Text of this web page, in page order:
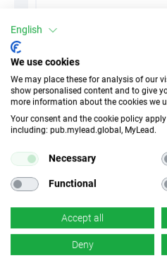
Конверсия
Summarize with AI
English
We use cookies
We may place these for analysis of our
show personalised content and to give
more information about the cookies we
Your consent and the cookie policy
including: pub.mylead.global, MyLead.
Necessary
Functional
Accept all
Deny